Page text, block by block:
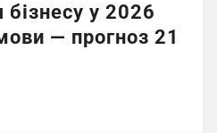
у 2026
— прогноз 21